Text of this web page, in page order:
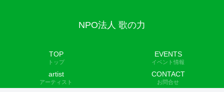
NPO法人 歌の力
TOP
トップ
EVENTS
イベント情報
artist
アーティスト
CONTACT
お問合せ